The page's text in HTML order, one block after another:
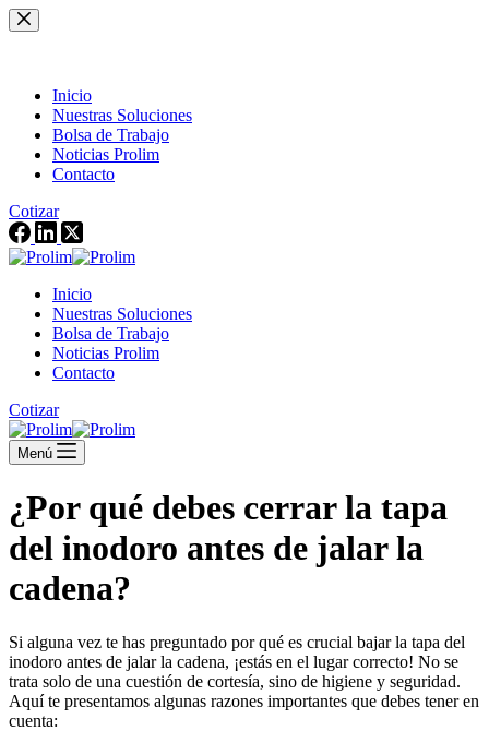
Saltar
al
Inicio
Nuestras Soluciones
Bolsa de Trabajo
Noticias Prolim
Contacto
Cotizar
Inicio
Nuestras Soluciones
Bolsa de Trabajo
Noticias Prolim
Contacto
Cotizar
Menú
¿Por qué debes cerrar la tapa
del inodoro antes de jalar la
cadena?
Si alguna vez te has preguntado por qué es crucial bajar la tapa del
inodoro antes de jalar la cadena, ¡estás en el lugar correcto! No se
trata solo de una cuestión de cortesía, sino de higiene y seguridad.
Aquí te presentamos algunas razones importantes que debes tener en
cuenta: